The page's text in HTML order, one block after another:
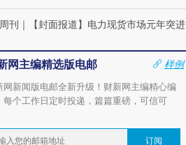
刊 ｜ 【封面报道】电力现货市场元年突进
网主编精选版电邮
样例
网新闻版电邮全新升级！财新网主编精心编
每个工作日定时投递，篇篇重磅，可信可
订阅